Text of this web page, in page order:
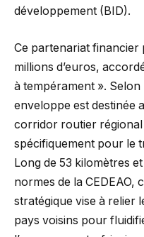
développement (BID).
Ce partenariat financier
millions d’euros,
à tempérament ». Selon
enveloppe est destinée
corridor routier régional
spécifiquement pour le
Long de 53 kilomètres
normes de la CEDEAO,
stratégique vise à relier
pays voisins pour